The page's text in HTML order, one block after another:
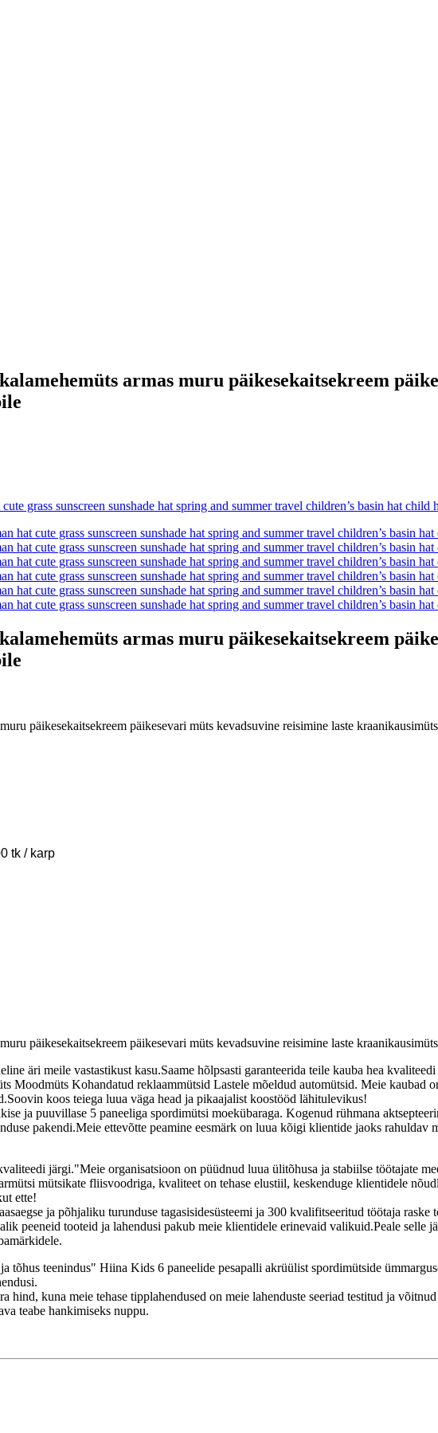
armas muru päikesekaitsekreem
armas muru päikesekaitsekreem
päikesekaitsekreem päikesevari müts kevadsuvine reisimine laste
tk / karp
päikesekaitsekreem päikesevari müts kevadsuvine reisimine laste
äri meile vastastikust kasu.Saame hõlpsasti garanteerida teile kauba hea
Moodmüts Kohandatud reklaammütsid Lastele mõeldud automütsid. Meie kaubad
koos teiega luua väga head ja pikaajalist koostööd lähitulevikus!
ja puuvillase 5 paneeliga spordimütsi moekübaraga. Kogenud rühmana
pakendi.Meie ettevõtte peamine eesmärk on luua kõigi klientide jaoks
järgi."Meie organisatsioon on püüdnud luua ülitõhusa ja stabiilse töötajate
mütsikate fliisvoodriga, kvaliteet on tehase elustiil, keskenduge klientidele
ette!
ja põhjaliku turunduse tagasisidesüsteemi ja 300 kvalifitseeritud töötaja
peeneid tooteid ja lahendusi pakub meie klientidele erinevaid valikuid.Peale
tõhus teenindus" Hiina Kids 6 paneelide pesapalli akrüülist spordimütside
kuna meie tehase tipplahendused on meie lahenduste seeriad testitud ja
teabe hankimiseks nuppu.